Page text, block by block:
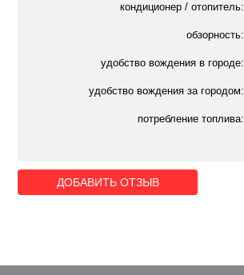
кондиционер / отопитель:
обзорность:
удобство вождения в городе:
удобство вождения за городом:
потребление топлива:
ДОБАВИТЬ ОТЗЫВ